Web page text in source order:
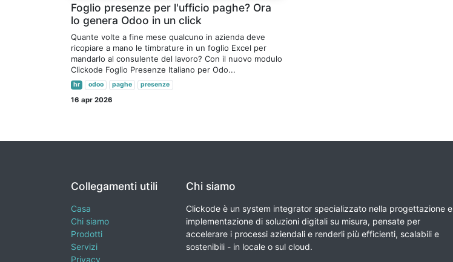
Foglio presenze per l'ufficio paghe? Ora
lo genera Odoo in un click
Quante volte a fine mese qualcuno in azienda deve
ricopiare a mano le timbrature in un foglio Excel per
mandarlo al consulente del lavoro? Con il nuovo modulo
Clickode Foglio Presenze Italiano per Odo...
hr odoo paghe presenze
16 apr 2026
Collegamenti utili
Casa
Chi siamo
Prodotti
Servizi
Privacy
Chi siamo
Clickode è un system integrator specializzato nella progettazione e
implementazione di soluzioni digitali su misura, pensate per
accelerare i processi aziendali e renderli più efficienti, scalabili e
sostenibili - in locale o sul cloud.